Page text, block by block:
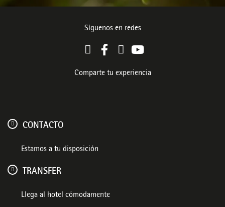
Síguenos en redes
Comparte tu experiencia
CONTACTO
Estamos a tu disposición
TRANSFER
Llega al hotel cómodamente